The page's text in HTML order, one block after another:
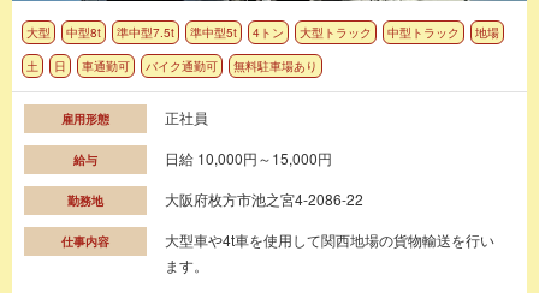
大型 中型8t 準中型7.5t 準中型5t 4トン 大型トラック 中型トラック
地場
土
日 車通勤可 バイク通勤可 無料駐車場あり
雇用形態 正社員
給与 日給 10,000円～15,000円
勤務地 大阪府枚方市池之宮4-2086-22
仕事内容
大型車や4t車を使用して関西地場の貨物輸送を行い
ます。